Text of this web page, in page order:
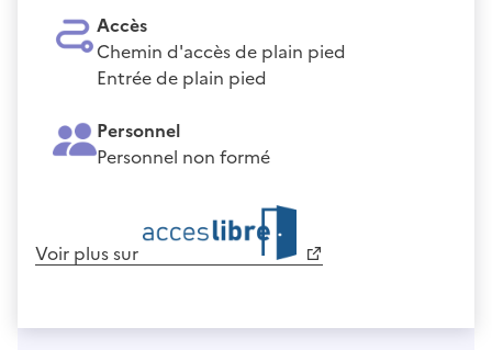
Accès
Chemin d'accès de plain pied
Entrée de plain pied
Personnel
Personnel non formé
Voir plus sur